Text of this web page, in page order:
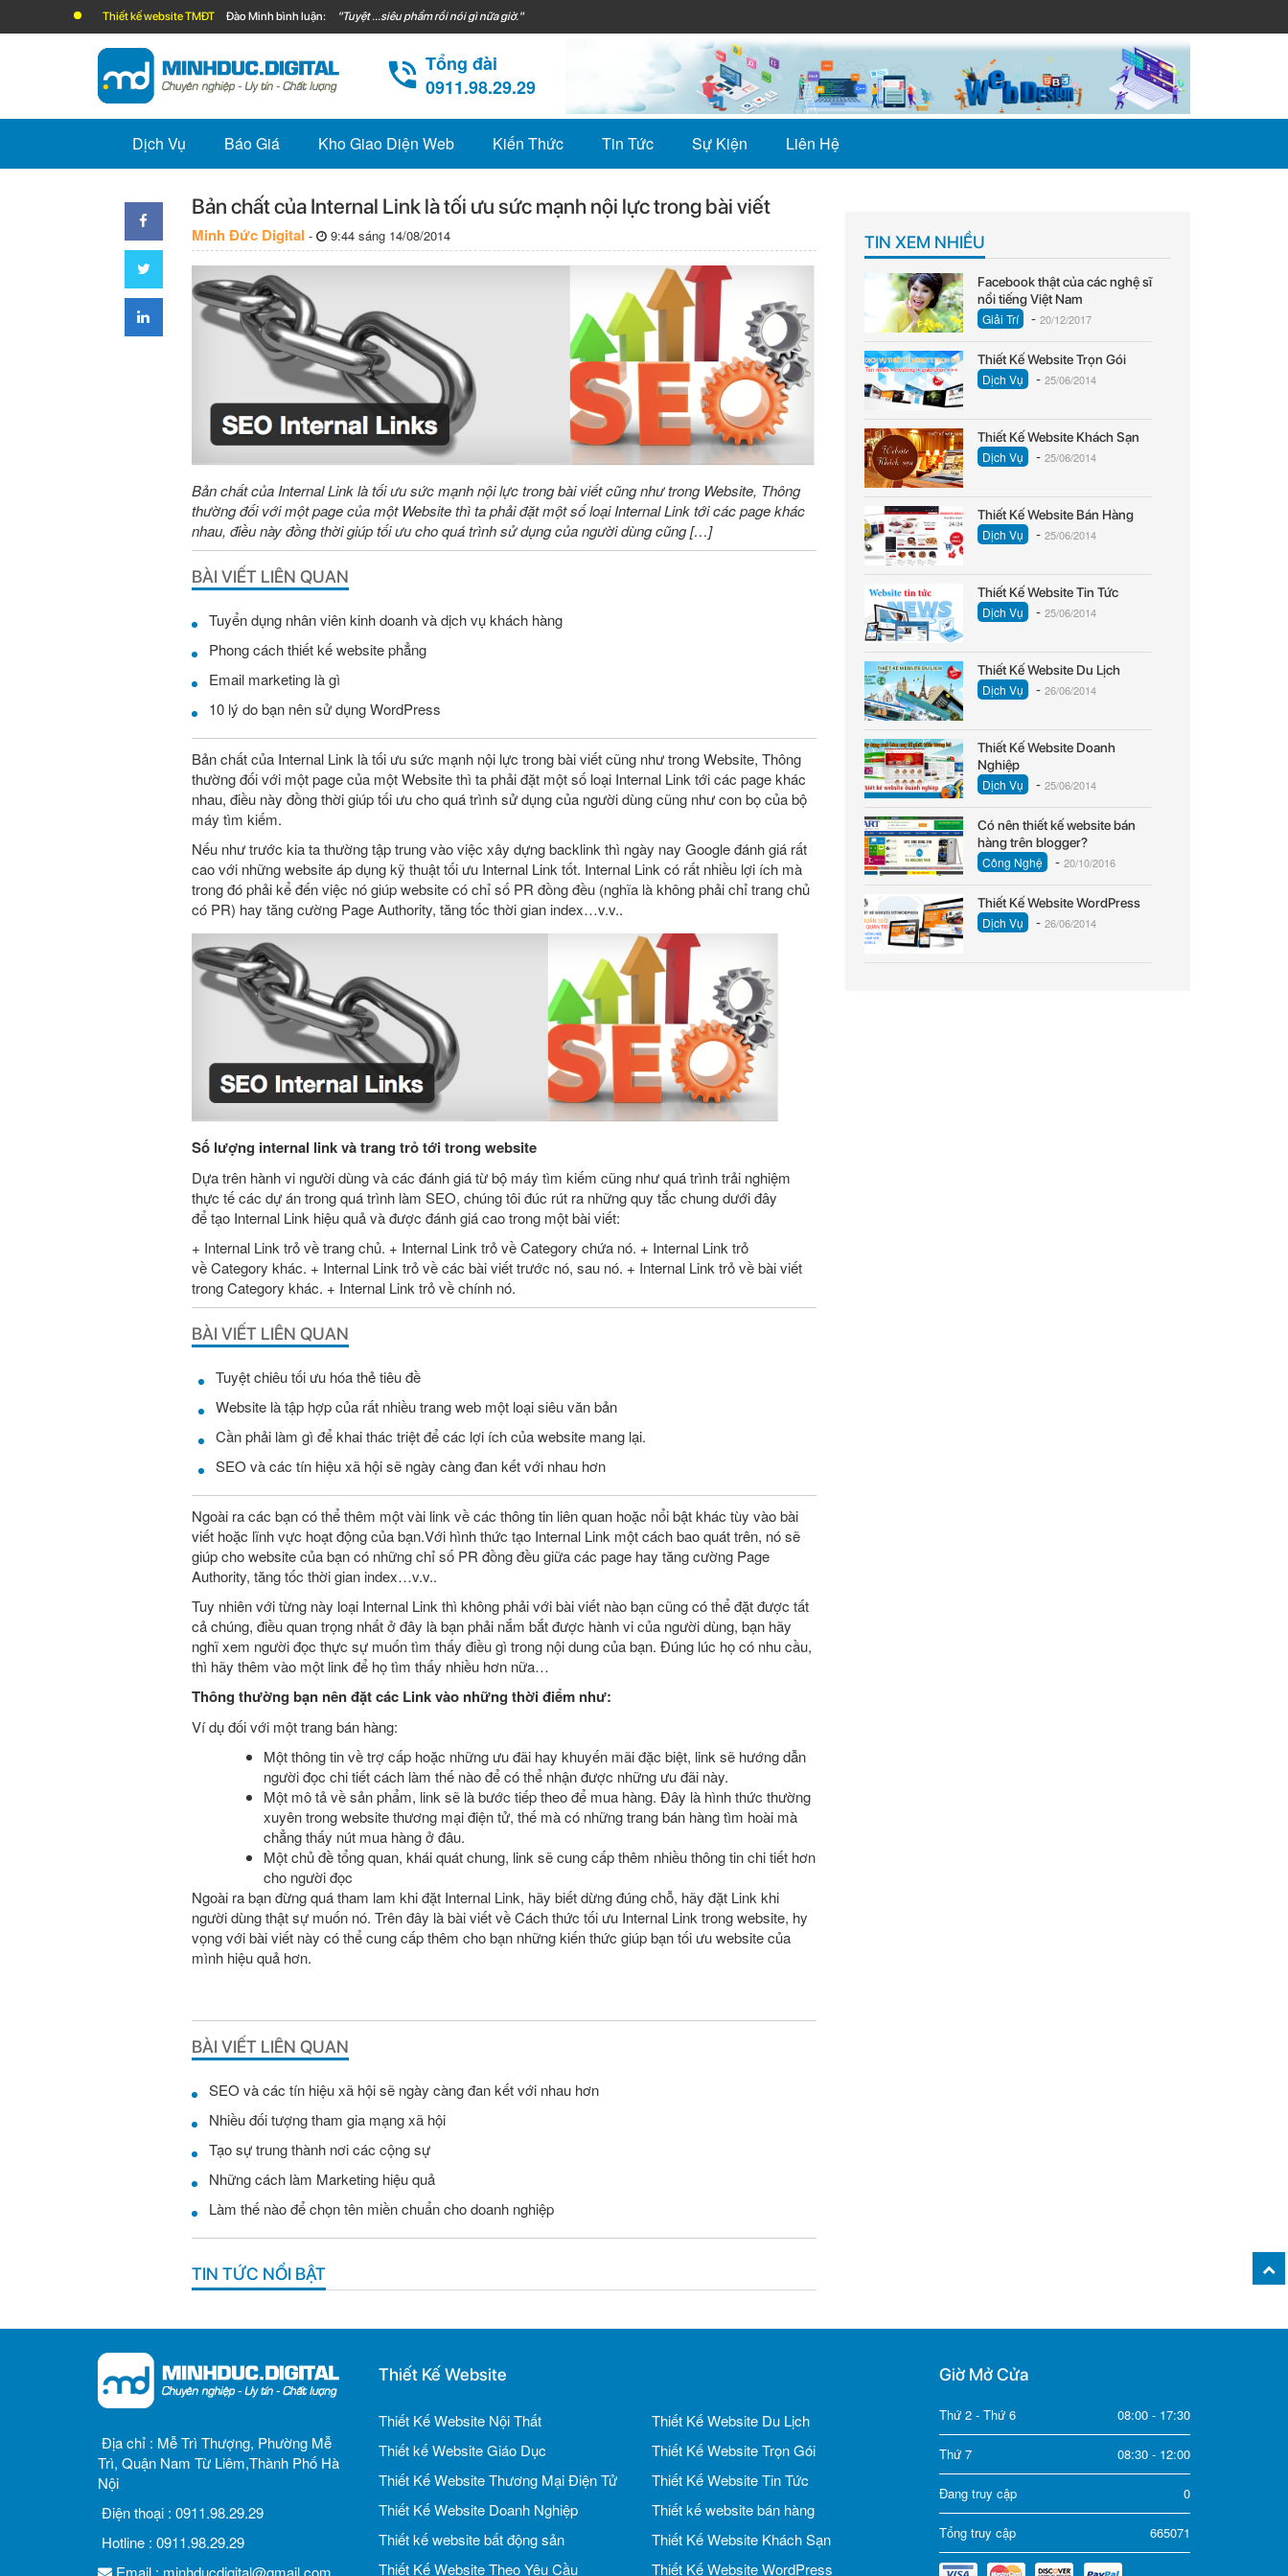
Thiết kế website TMĐT Đào Minh bình luận: "Tuyệt ...siêu phẩm rồi nói gì nữa giờ."
Tổng đài
0911.98.29.29
Dịch Vụ Báo Giá Kho Giao Diện Web Kiến Thức Tin Tức Sự Kiện Liên Hệ
Bản chất của Internal Link là tối ưu sức mạnh nội lực trong bài viết
Minh Đức Digital - 9:44 sáng 14/08/2014
Bản chất của Internal Link là tối ưu sức mạnh nội lực trong bài viết cũng như trong Website, Thông
thường đối với một page của một Website thì ta phải đặt một số loại Internal Link tới các page khác
nhau, điều này đồng thời giúp tối ưu cho quá trình sử dụng của người dùng cũng […]
BÀI VIẾT LIÊN QUAN
Tuyển dụng nhân viên kinh doanh và dịch vụ khách hàng
Phong cách thiết kế website phẳng
Email marketing là gì
10 lý do bạn nên sử dụng WordPress
Bản chất của Internal Link là tối ưu sức mạnh nội lực trong bài viết cũng như trong Website, Thông
thường đối với một page của một Website thì ta phải đặt một số loại Internal Link tới các page khác
nhau, điều này đồng thời giúp tối ưu cho quá trình sử dụng của người dùng cũng như con bọ của bộ
máy tìm kiếm.
Nếu như trước kia ta thường tập trung vào việc xây dựng backlink thì ngày nay Google đánh giá rất
cao với những website áp dụng kỹ thuật tối ưu Internal Link tốt. Internal Link có rất nhiều lợi ích mà
trong đó phải kể đến việc nó giúp website có chỉ số PR đồng đều (nghĩa là không phải chỉ trang chủ
có PR) hay tăng cường Page Authority, tăng tốc thời gian index…v.v..
Số lượng internal link và trang trỏ tới trong website
Dựa trên hành vi người dùng và các đánh giá từ bộ máy tìm kiếm cũng như quá trình trải nghiệm
thực tế các dự án trong quá trình làm SEO, chúng tôi đúc rút ra những quy tắc chung dưới đây
để tạo Internal Link hiệu quả và được đánh giá cao trong một bài viết:
+ Internal Link trỏ về trang chủ. + Internal Link trỏ về Category chứa nó. + Internal Link trỏ
về Category khác. + Internal Link trỏ về các bài viết trước nó, sau nó. + Internal Link trỏ về bài viết
trong Category khác. + Internal Link trỏ về chính nó.
BÀI VIẾT LIÊN QUAN
Tuyệt chiêu tối ưu hóa thẻ tiêu đề
Website là tập hợp của rất nhiều trang web một loại siêu văn bản
Cần phải làm gì để khai thác triệt để các lợi ích của website mang lại.
SEO và các tín hiệu xã hội sẽ ngày càng đan kết với nhau hơn
Ngoài ra các bạn có thể thêm một vài link về các thông tin liên quan hoặc nổi bật khác tùy vào bài
viết hoặc lĩnh vực hoạt động của bạn.Với hình thức tạo Internal Link một cách bao quát trên, nó sẽ
giúp cho website của bạn có những chỉ số PR đồng đều giữa các page hay tăng cường Page
Authority, tăng tốc thời gian index…v.v..
Tuy nhiên với từng này loại Internal Link thì không phải với bài viết nào bạn cũng có thể đặt được tất
cả chúng, điều quan trọng nhất ở đây là bạn phải nắm bắt được hành vi của người dùng, bạn hãy
nghĩ xem người đọc thực sự muốn tìm thấy điều gì trong nội dung của bạn. Đúng lúc họ có nhu cầu,
thì hãy thêm vào một link để họ tìm thấy nhiều hơn nữa…
Thông thường bạn nên đặt các Link vào những thời điểm như:
Ví dụ đối với một trang bán hàng:
Một thông tin về trợ cấp hoặc những ưu đãi hay khuyến mãi đặc biệt, link sẽ hướng dẫn
người đọc chi tiết cách làm thế nào để có thể nhận được những ưu đãi này.
Một mô tả về sản phẩm, link sẽ là bước tiếp theo để mua hàng. Đây là hình thức thường
xuyên trong website thương mại điện tử, thế mà có những trang bán hàng tìm hoài mà
chẳng thấy nút mua hàng ở đâu.
Một chủ đề tổng quan, khái quát chung, link sẽ cung cấp thêm nhiều thông tin chi tiết hơn
cho người đọc
Ngoài ra bạn đừng quá tham lam khi đặt Internal Link, hãy biết dừng đúng chỗ, hãy đặt Link khi
người dùng thật sự muốn nó. Trên đây là bài viết về Cách thức tối ưu Internal Link trong website, hy
vọng với bài viết này có thể cung cấp thêm cho bạn những kiến thức giúp bạn tối ưu website của
mình hiệu quả hơn.
BÀI VIẾT LIÊN QUAN
SEO và các tín hiệu xã hội sẽ ngày càng đan kết với nhau hơn
Nhiều đối tượng tham gia mạng xã hội
Tạo sự trung thành nơi các cộng sự
Những cách làm Marketing hiệu quả
Làm thế nào để chọn tên miền chuẩn cho doanh nghiệp
TIN TỨC NỔI BẬT
TIN XEM NHIỀU
Facebook thật của các nghệ sĩ
nổi tiếng Việt Nam
Giải Trí - 20/12/2017
Thiết Kế Website Trọn Gói
Dịch Vụ - 25/06/2014
Thiết Kế Website Khách Sạn
Dịch Vụ - 25/06/2014
Thiết Kế Website Bán Hàng
Dịch Vụ - 25/06/2014
Thiết Kế Website Tin Tức
Dịch Vụ - 25/06/2014
Thiết Kế Website Du Lịch
Dịch Vụ - 26/06/2014
Thiết Kế Website Doanh
Nghiệp
Dịch Vụ - 25/06/2014
Có nên thiết kế website bán
hàng trên blogger?
Công Nghệ - 20/10/2016
Thiết Kế Website WordPress
Dịch Vụ - 26/06/2014
Địa chỉ : Mễ Trì Thượng, Phường Mễ
Trì, Quận Nam Từ Liêm,Thành Phố Hà
Nội
Điện thoại : 0911.98.29.29
Hotline : 0911.98.29.29
Email : minhducdigital@gmail.com
Thiết Kế Website
Thiết Kế Website Nội Thất
Thiết kế Website Giáo Dục
Thiết Kế Website Thương Mại Điện Tử
Thiết Kế Website Doanh Nghiệp
Thiết kế website bất động sản
Thiết Kế Website Theo Yêu Cầu
Thiết Kế Website Du Lịch
Thiết Kế Website Trọn Gói
Thiết Kế Website Tin Tức
Thiết kế website bán hàng
Thiết Kế Website Khách Sạn
Thiết Kế Website WordPress
Giờ Mở Cửa
Thứ 2 - Thứ 6 08:00 - 17:30
Thứ 7 08:30 - 12:00
Đang truy cập 0
Tổng truy cập 665071